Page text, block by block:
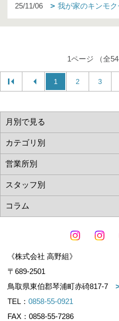
25/11/06 我が家のキンモク
1ページ （全54
1 2 3
《株式会社 高野組》
〒689-2501
鳥取県東伯郡琴浦町赤碕817-7
TEL： 0858-55-0921
FAX：0858-55-7286